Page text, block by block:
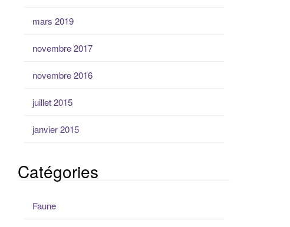
mars 2019
novembre 2017
novembre 2016
juillet 2015
janvier 2015
Catégories
Faune